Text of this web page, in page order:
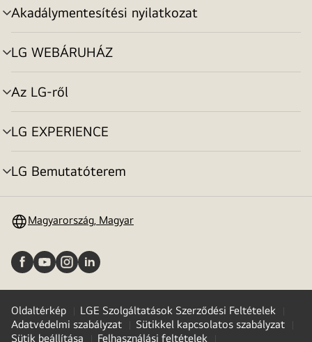
Akadálymentesítési nyilatkozat
menu
toggle
LG WEBÁRUHÁZ
menu
toggle
Az LG-ről
menu
toggle
LG EXPERIENCE
menu
toggle
LG Bemutatóterem
menu
Magyarország, Magyar
Oldaltérkép
LGE Szolgáltatások Szerződési Feltételek
Adatvédelmi szabályzat
Sütikkel kapcsolatos szabályzat
Sütik beállítása
Felhasználási feltételek